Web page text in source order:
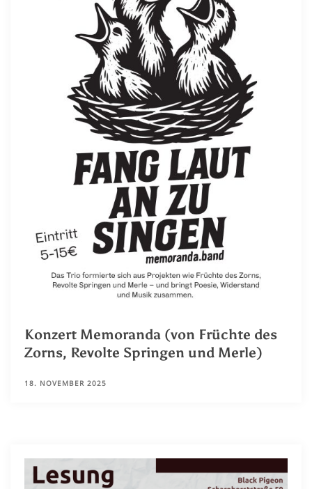
Konzert Memoranda (von Früchte des
Zorns, Revolte Springen und Merle)
18. NOVEMBER 2025